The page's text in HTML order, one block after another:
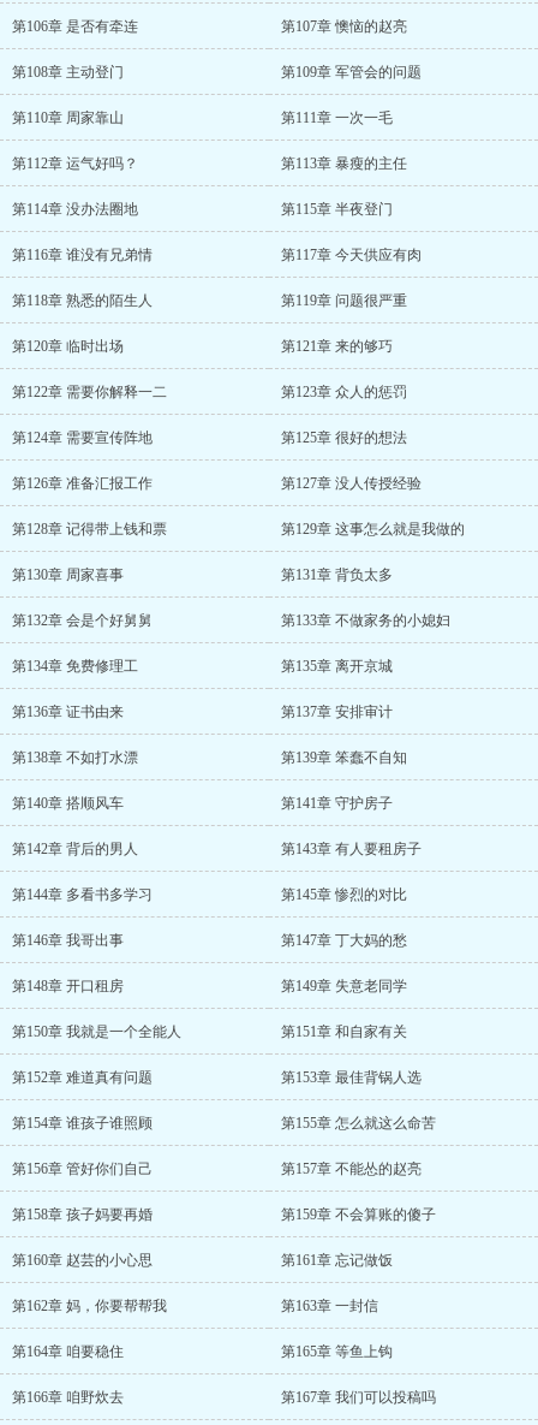
第106章 是否有牵连 第107章 懊恼的赵亮
第108章 主动登门 第109章 军管会的问题
第110章 周家靠山 第111章 一次一毛
第112章 运气好吗？ 第113章 暴瘦的主任
第114章 没办法圈地 第115章 半夜登门
第116章 谁没有兄弟情 第117章 今天供应有肉
第118章 熟悉的陌生人 第119章 问题很严重
第120章 临时出场 第121章 来的够巧
第122章 需要你解释一二 第123章 众人的惩罚
第124章 需要宣传阵地 第125章 很好的想法
第126章 准备汇报工作 第127章 没人传授经验
第128章 记得带上钱和票 第129章 这事怎么就是我做的
第130章 周家喜事 第131章 背负太多
第132章 会是个好舅舅 第133章 不做家务的小媳妇
第134章 免费修理工 第135章 离开京城
第136章 证书由来 第137章 安排审计
第138章 不如打水漂 第139章 笨蠢不自知
第140章 搭顺风车 第141章 守护房子
第142章 背后的男人 第143章 有人要租房子
第144章 多看书多学习 第145章 惨烈的对比
第146章 我哥出事 第147章 丁大妈的愁
第148章 开口租房 第149章 失意老同学
第150章 我就是一个全能人 第151章 和自家有关
第152章 难道真有问题 第153章 最佳背锅人选
第154章 谁孩子谁照顾 第155章 怎么就这么命苦
第156章 管好你们自己 第157章 不能怂的赵亮
第158章 孩子妈要再婚 第159章 不会算账的傻子
第160章 赵芸的小心思 第161章 忘记做饭
第162章 妈，你要帮帮我 第163章 一封信
第164章 咱要稳住 第165章 等鱼上钩
第166章 咱野炊去 第167章 我们可以投稿吗